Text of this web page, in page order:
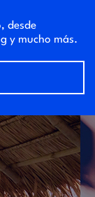
desde
y mucho más.